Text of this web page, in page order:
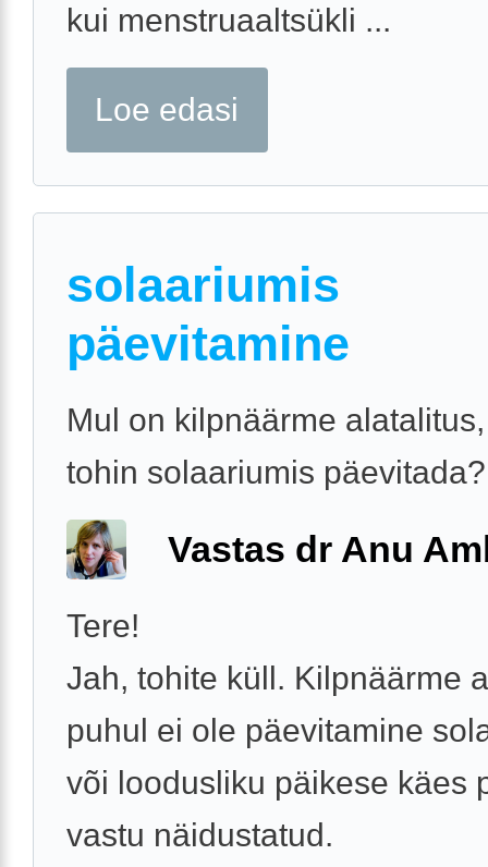
kui menstruaaltsükli ...
Loe edasi
solaariumis
päevitamine
Mul on kilpnäärme
tohin solaariumis päevitada?
Vastas dr Anu
Tere!
Jah, tohite küll. Kilpnäärme
puhul ei ole päevitamine
või loodusliku päikese käes
vastu näidustatud.